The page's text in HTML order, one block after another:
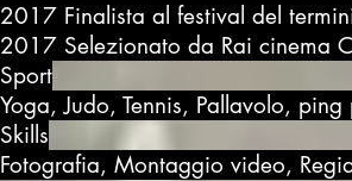
2017 Finalista al festival del
2017 Selezionato da Rai cinema
Sport
Yoga, Judo, Tennis, Pallavolo,
Skills
Fotografia, Montaggio video,